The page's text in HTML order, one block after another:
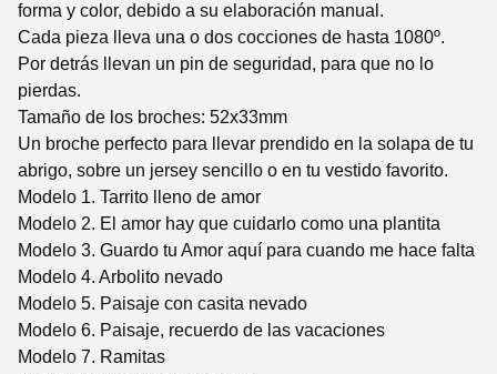
forma y color, debido a su elaboración manual.
Cada pieza lleva una o dos cocciones de hasta 1080º.
Por detrás llevan un pin de seguridad, para que no lo
pierdas.
Tamaño de los broches: 52x33mm
Un broche perfecto para llevar prendido en la solapa de tu
abrigo, sobre un jersey sencillo o en tu vestido favorito.
Modelo 1. Tarrito lleno de amor
Modelo 2. El amor hay que cuidarlo como una plantita
Modelo 3. Guardo tu Amor aquí para cuando me hace falta
Modelo 4. Arbolito nevado
Modelo 5. Paisaje con casita nevado
Modelo 6. Paisaje, recuerdo de las vacaciones
Modelo 7. Ramitas